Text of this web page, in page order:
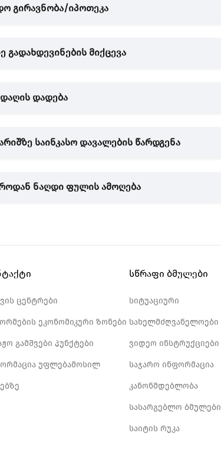
გირავნობა/იპოთეკა
გადახდევინების მიქცევა
დადება
საინკასო დავალების წარდგენა
ნაღდი ფულის ამოღება
ცენტრები
ეკონომიკური ზონები
გამშვები პუნქტები
უფლებამოსილ
სწრაფი ბმულები
სიტუაციური
სახელმძღვანელოები
ვიდეო ინსტრუქციები
საჯარო ინფორმაცია
კანონმდებლობა
სასარგებლო ბმულები
საიტის რუკა